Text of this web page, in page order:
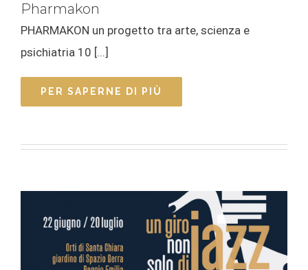
Pharmakon
PHARMAKON un progetto tra arte, scienza e
psichiatria 10 [...]
PER SAPERNE DI PIÙ